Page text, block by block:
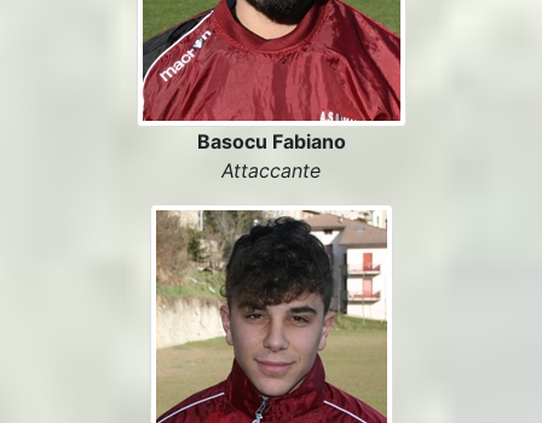
Basocu Fabiano
Attaccante